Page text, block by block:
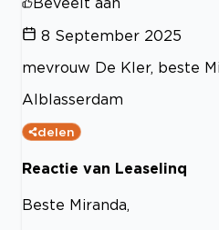
8 September 2025
mevrouw De Kler, beste
Alblasserdam
delen
Reactie van Leaselinq
Beste Miranda,